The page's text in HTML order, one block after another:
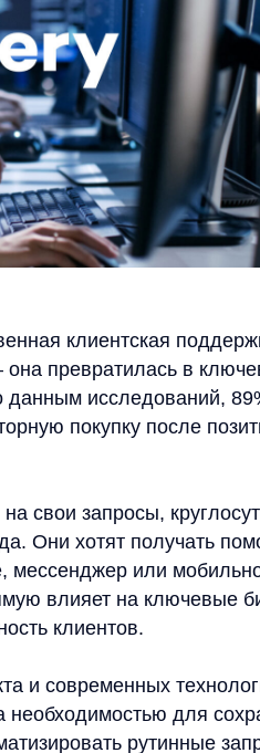
поддержка
в ключевой фактор
исследований, 89%
круглосуточной
получать помощь там
или мобильное
на ключевые бизнес-
технологий
для сохранения
рутинные запросы,
поддержки, способную
росту продаж.